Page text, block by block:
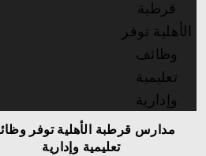
مدارس قرطبة الأهلية توفر
تعليمية وإدارية